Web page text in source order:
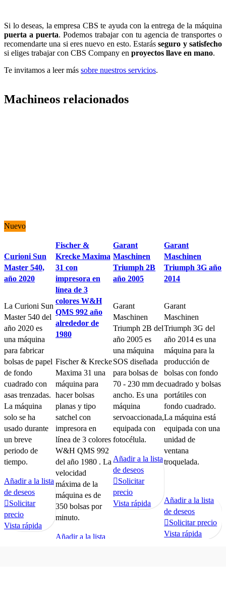
Si lo deseas, la empresa CBS te ayuda con la entrega de la máquina
puerta a puerta. Podemos trabajar con tu agencia de transportes o
recomendarte una si eres nuevo en esto. Estarásseguro y satisfecho
si eliges trabajar con CBS Company en proyectos llave en mano.
Te invitamos a leer más sobre nuestros servicios.
Machineos relacionados
Nuevo
Curioni Sun
Master 540,
año 2020
La Curioni Sun
Master 540 del
año 2020 es
una máquina
para fabricar
bolsas de papel
de fondo
cuadrado con
asas trenzadas.
La máquina
solo se ha
usado durante
un breve
periodo de
tiempo.
Añadir a la lista
de deseos
Solicitar
precio
Vista rápida
Fischer &
Krecke Maxima
31 con
impresora en
línea de 3
colores W&H
QMS 992 año
alrededor de
1980
Fischer & Krecke
Maxima 31 una
máquina para
hacer bolsas
planas y tipo
satchel con
impresora en
línea de 3 colores
W&H QMS 992
del año 1980 . La
velocidad
máxima de la
máquina es de
350 bolsas por
minuto.
Añadir a la lista
Garant
Maschinen
Triumph 2B
año 2005
Garant
Maschinen
Triumph 2B del
año 2005 es
una máquina
SOS diseñada
para bolsas de
70 - 230 mm de
ancho. Es una
máquina
servoaccionada,
equipada con
fotocélula.
Añadir a la lista
de deseos
Solicitar
precio
Vista rápida
Garant
Maschinen
Triumph 3G año
2014
Garant
Maschinen
Triumph 3G del
año 2014 es una
máquina para la
producción de
bolsas con fondo
cuadrado y bolsas
portátiles con
fondo cuadrado.
La máquina está
equipada con una
unidad de
ventana
troquelada.
Añadir a la lista
de deseos
Solicitar precio
Vista rápida